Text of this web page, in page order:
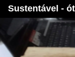
Sustentável -